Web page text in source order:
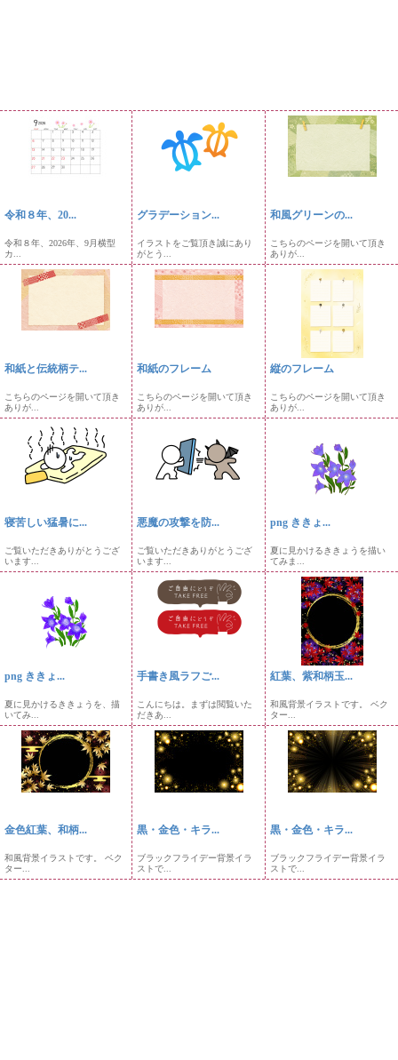
令和８年、20...
令和８年、2026年、9月横型
カ...
グラデーション...
イラストをご覧頂き誠にあり
がとう...
和風グリーンの...
こちらのページを開いて頂き
ありが...
和紙と伝統柄テ...
こちらのページを開いて頂き
ありが...
和紙のフレーム
こちらのページを開いて頂き
ありが...
縦のフレーム
こちらのページを開いて頂き
ありが...
寝苦しい猛暑に...
ご覧いただきありがとうござ
います...
悪魔の攻撃を防...
ご覧いただきありがとうござ
います...
png ききょ...
夏に見かけるききょうを描い
てみま...
png ききょ...
夏に見かけるききょうを、描
いてみ...
手書き風ラフご...
こんにちは。まずは閲覧いた
だきあ...
紅葉、紫和柄玉...
和風背景イラストです。 ベク
ター...
金色紅葉、和柄...
和風背景イラストです。 ベク
ター...
黒・金色・キラ...
ブラックフライデー背景イラ
ストで...
黒・金色・キラ...
ブラックフライデー背景イラ
ストで...